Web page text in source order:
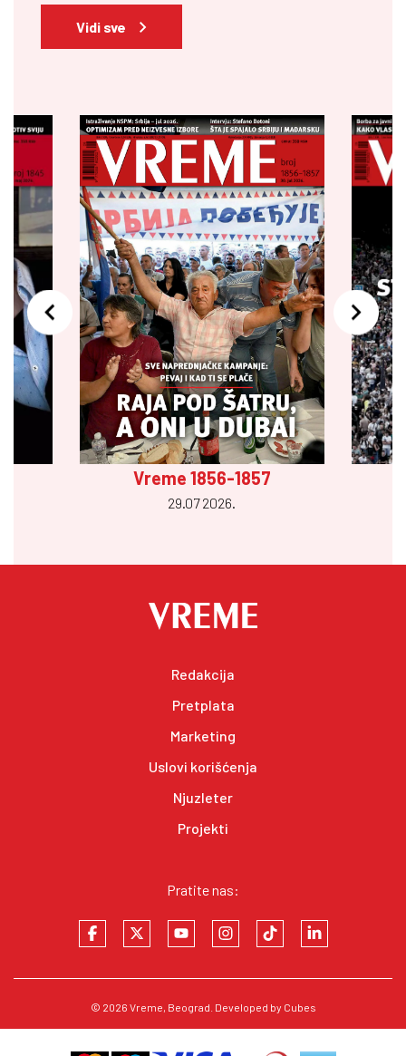
Vidi sve
Vreme 1856-1857
29.07 2026.
Redakcija
Pretplata
Marketing
Uslovi korišćenja
Njuzleter
Projekti
Pratite nas:
© 2026 Vreme , Beograd. Developed by Cubes